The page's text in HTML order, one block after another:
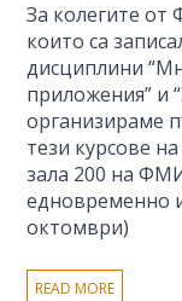
За колегите
които са
дисциплини
приложения” и
организираме
тези курсове
зала 200 на
едновременно
октомври)
READ MORE